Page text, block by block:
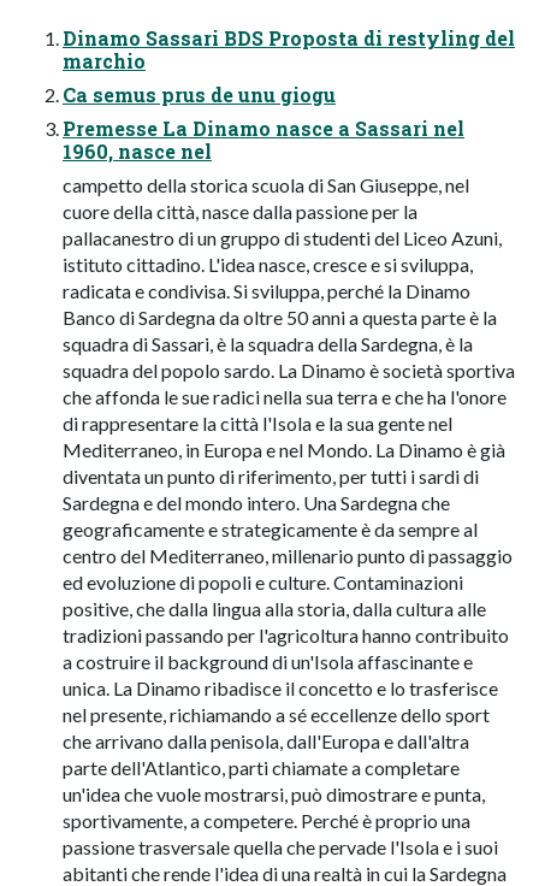
Dinamo Sassari BDS Proposta di restyling del
marchio
Ca semus prus de unu giogu
Premesse La Dinamo nasce a Sassari nel
1960, nasce nel
campetto della storica scuola di San Giuseppe, nel
cuore della città, nasce dalla passione per la
pallacanestro di un gruppo di studenti del Liceo Azuni,
istituto cittadino. L'idea nasce, cresce e si sviluppa,
radicata e condivisa. Si sviluppa, perché la Dinamo
Banco di Sardegna da oltre 50 anni a questa parte è la
squadra di Sassari, è la squadra della Sardegna, è la
squadra del popolo sardo. La Dinamo è società sportiva
che affonda le sue radici nella sua terra e che ha l'onore
di rappresentare la città l'Isola e la sua gente nel
Mediterraneo, in Europa e nel Mondo. La Dinamo è già
diventata un punto di riferimento, per tutti i sardi di
Sardegna e del mondo intero. Una Sardegna che
geograficamente e strategicamente è da sempre al
centro del Mediterraneo, millenario punto di passaggio
ed evoluzione di popoli e culture. Contaminazioni
positive, che dalla lingua alla storia, dalla cultura alle
tradizioni passando per l'agricoltura hanno contribuito
a costruire il background di un'Isola affascinante e
unica. La Dinamo ribadisce il concetto e lo trasferisce
nel presente, richiamando a sé eccellenze dello sport
che arrivano dalla penisola, dall'Europa e dall'altra
parte dell'Atlantico, parti chiamate a completare
un'idea che vuole mostrarsi, può dimostrare e punta,
sportivamente, a competere. Perché è proprio una
passione trasversale quella che pervade l'Isola e i suoi
abitanti che rende l'idea di una realtà in cui la Sardegna